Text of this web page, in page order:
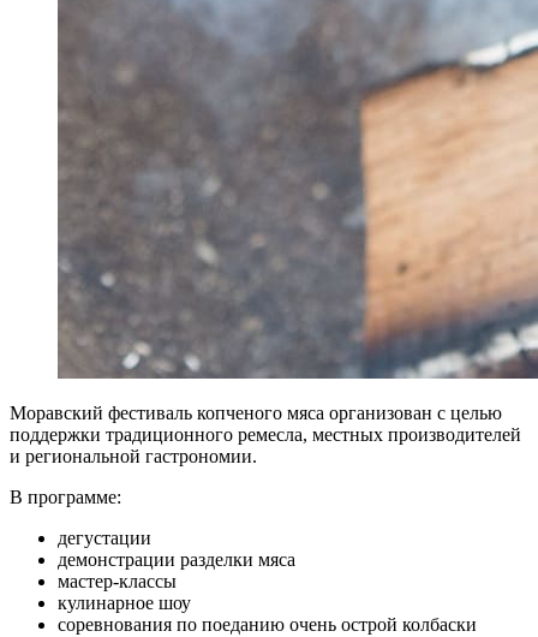
Моравский фестиваль копченого мяса организован с целью
поддержки традиционного ремесла, местных производителей
и региональной гастрономии.
В программе:
дегустации
демонстрации разделки мяса
мастер-классы
кулинарное шоу
соревнования по поеданию очень острой колбаски